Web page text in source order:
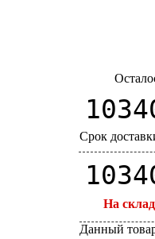
Срок
На
Данный